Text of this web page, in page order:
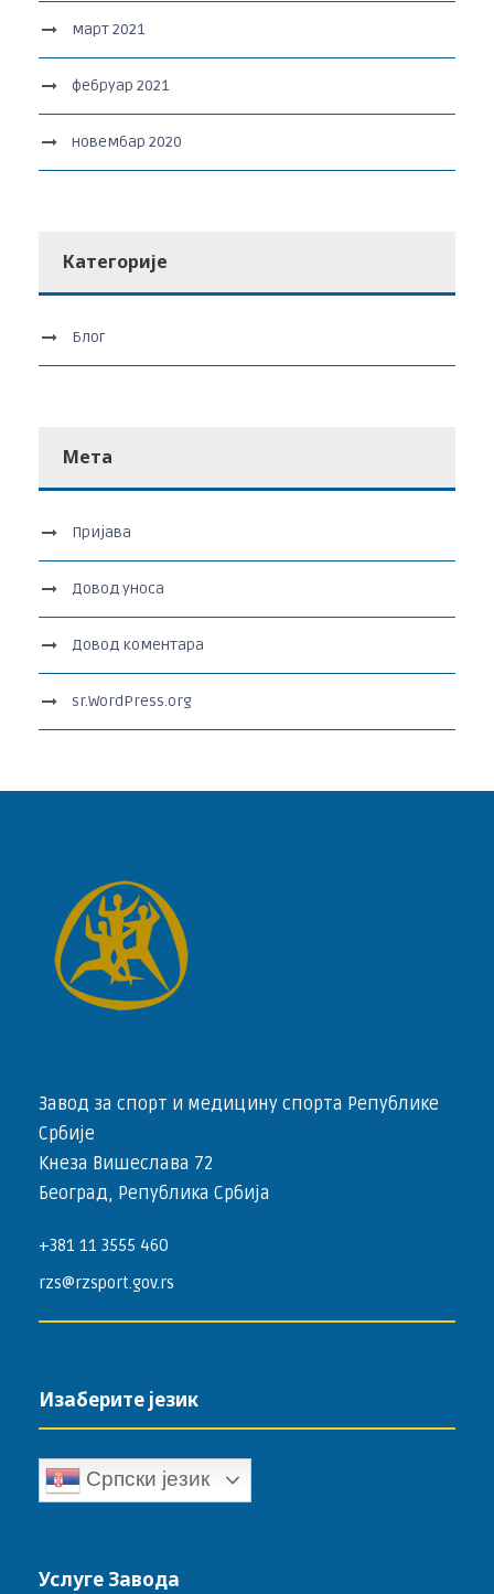
март 2021
фебруар 2021
новембар 2020
Категорије
Блог
Мета
Пријава
Довод уноса
Довод коментара
sr.WordPress.org
Завод за спорт и медицину спорта Републике
Србије
Кнеза Вишеслава 72
Београд, Република Србија
+381 11 3555 460
rzs@rzsport.gov.rs
Изаберите језик
Српски језик
Услуге Завода